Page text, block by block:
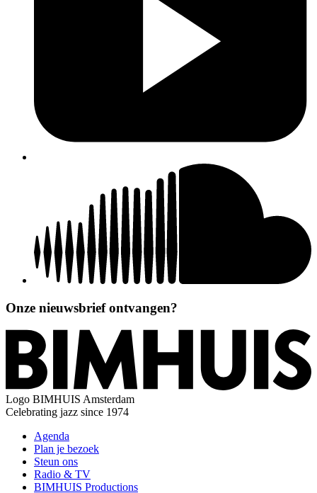
Onze nieuwsbrief ontvangen?
Logo BIMHUIS Amsterdam
Celebrating jazz since 1974
Agenda
Plan je bezoek
Steun ons
Radio & TV
BIMHUIS Productions